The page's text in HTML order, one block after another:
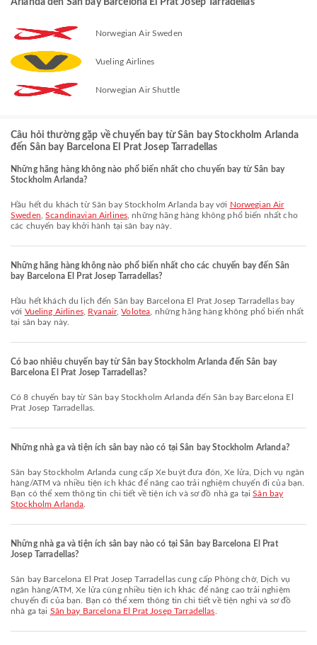
Arlanda đến Sân bay Barcelona El Prat Josep Tarradellas
Norwegian Air Sweden
Vueling Airlines
Norwegian Air Shuttle
Câu hỏi thường gặp về chuyến bay từ Sân bay Stockholm Arlanda
đến Sân bay Barcelona El Prat Josep Tarradellas
Những hãng hàng không nào phổ biến nhất cho chuyến bay từ Sân bay
Stockholm Arlanda?
Hầu hết du khách từ Sân bay Stockholm Arlanda bay với Norwegian Air
Sweden ,Scandinavian Airlines , những hãng hàng không phổ biến nhất cho
các chuyến bay khởi hành tại sân bay này.
Những hãng hàng không nào phổ biến nhất cho các chuyến bay đến Sân
bay Barcelona El Prat Josep Tarradellas?
Hầu hết khách du lịch đến Sân bay Barcelona El Prat Josep Tarradellas bay
với Vueling Airlines, Ryanair,Volotea , những hãng hàng không phổ biến nhất
tại sân bay này.
Có bao nhiêu chuyến bay từ Sân bay Stockholm Arlanda đến Sân bay
Barcelona El Prat Josep Tarradellas?
Có 8 chuyến bay từ Sân bay Stockholm Arlanda đến Sân bay Barcelona El
Prat Josep Tarradellas.
Những nhà ga và tiện ích sân bay nào có tại Sân bay Stockholm Arlanda?
Sân bay Stockholm Arlanda cung cấp Xe buýt đưa đón, Xe lửa, Dịch vụ ngân
hàng/ATM và nhiều tiện ích khác để nâng cao trải nghiệm chuyến đi của bạn.
Bạn có thể xem thông tin chi tiết về tiện ích và sơ đồ nhà ga tạiSân bay
Stockholm Arlanda
Những nhà ga và tiện ích sân bay nào có tại Sân bay Barcelona El Prat
Josep Tarradellas?
Sân bay Barcelona El Prat Josep Tarradellas cung cấp Phòng chờ, Dịch vụ
ngân hàng/ATM, Xe lửa cùng nhiều tiện ích khác để nâng cao trải nghiệm
chuyến đi của bạn. Bạn có thể xem thông tin chi tiết về tiện nghi và sơ đồ
nhà ga tại Sân bay Barcelona El Prat Josep Tarradellas